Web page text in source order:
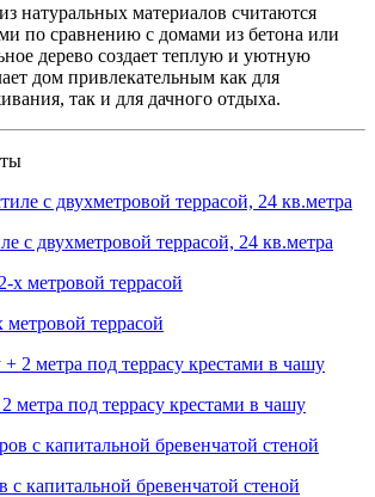
натуральных материалов считаются
по сравнению с домами из бетона или
дерево создает теплую и уютную
дом привлекательным как для
так и для дачного отдыха.
с двухметровой террасой, 24 кв.метра
террасой
метра под террасу крестами в чашу
с капитальной бревенчатой стеной